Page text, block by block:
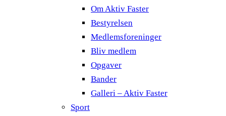
Om Aktiv Faster
Bestyrelsen
Medlemsforeninger
Bliv medlem
Opgaver
Bander
Galleri – Aktiv Faster
Sport